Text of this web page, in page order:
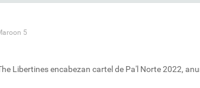
5
Libertines encabezan cartel de Pa'l Norte 2022,